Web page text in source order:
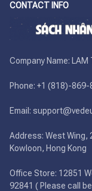
CONTACT INFO
Company Name: LAM
Phone: +1 (818)-869-
Email:
Address: West Wing,
Kowloon, Hong Kong
Office Store: 12851
92841 ( Please call